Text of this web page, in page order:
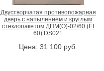
Двустворчатая противопожарная
дверь с напылением и круглым
стеклопакетом ДПМ(О)-02/60 (EI
60) DS021
Цена:31 100 руб.